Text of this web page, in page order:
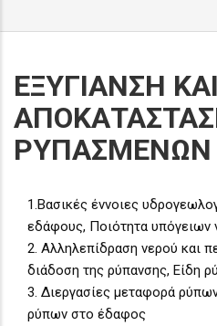
ΕΞΥΓΙΑΝΣΗ ΚΑΙ
1.Βασικές έννοιες
εδάφους, Ποιότητα υπόγειων
2. Αλληλεπίδραση νερού και
διάδοση της ρύπανσης, Είδη
3. Διεργασίες μεταφορά
ρύπων στο έδαφος